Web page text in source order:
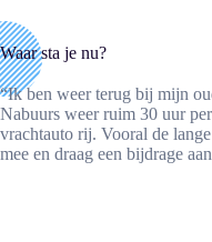
Waar sta je nu?
“Ik ben weer terug bij mijn
Nabuurs weer ruim 30 uur
vrachtauto rij. Vooral de
mee en draag een bijdrage